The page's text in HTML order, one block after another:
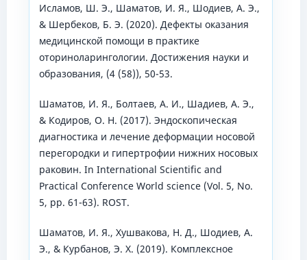
Исламов, Ш. Э., Шаматов, И. Я., Шодиев, А. Э.,
& Шербеков, Б. Э. (2020). Дефекты оказания
медицинской помощи в практике
оториноларингологии. Достижения науки и
образования, (4 (58)), 50-53.
Шаматов, И. Я., Болтаев, А. И., Шадиев, А. Э.,
& Кодиров, О. Н. (2017). Эндоскопическая
диагностика и лечение деформации носовой
перегородки и гипертрофии нижних носовых
раковин. In International Scientific and
Practical Conference World science (Vol. 5, No.
5, pp. 61-63). ROST.
Шаматов, И. Я., Хушвакова, Н. Д., Шодиев, А.
Э., & Курбанов, Э. Х. (2019). Комплексное